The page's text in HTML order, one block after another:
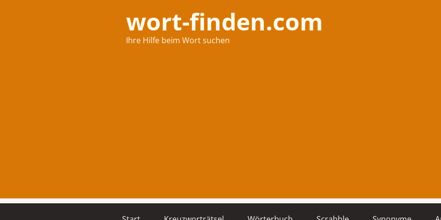
wort-finden.com
Ihre Hilfe beim Wort suchen